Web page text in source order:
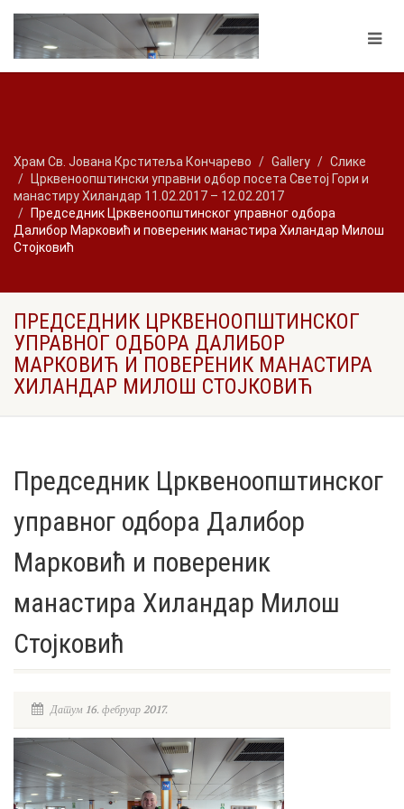
Храм Св. Јована Крститеља Кончарево Gallery
Слике
Црквеноопштински управни одбор посета Светој Гори и
манастиру Хиландар 11.02.2017 – 12.02.2017
Председник Црквеноопштинског управног одбора
Далибор Марковић и повереник манастира Хиландар Милош
Стојковић
ПРЕДСЕДНИК ЦРКВЕНООПШТИНСКОГ
УПРАВНОГ ОДБОРА ДАЛИБОР
МАРКОВИЋ И ПОВЕРЕНИК МАНАСТИРА
ХИЛАНДАР МИЛОШ СТОЈКОВИЋ
Председник Црквеноопштинског
управног одбора Далибор
Марковић и повереник
манастира Хиландар Милош
Стојковић
Датум 16. фебруар 2017.